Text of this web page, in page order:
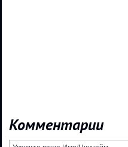
Комментарии